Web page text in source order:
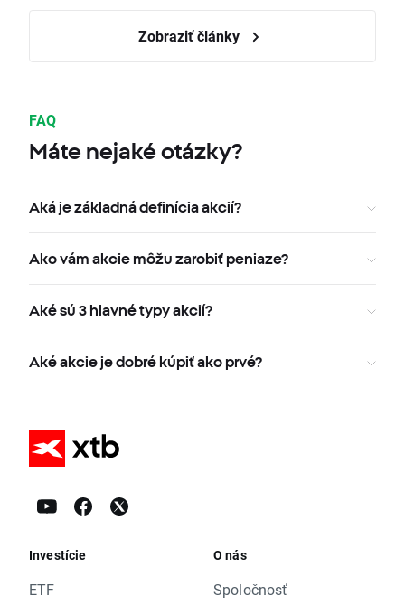
Zobraziť články
FAQ
Máte nejaké otázky?
Aká je základná definícia akcií?
Ako vám akcie môžu zarobiť peniaze?
Aké sú 3 hlavné typy akcií?
Aké akcie je dobré kúpiť ako prvé?
Investície
ETF
O nás
Spoločnosť